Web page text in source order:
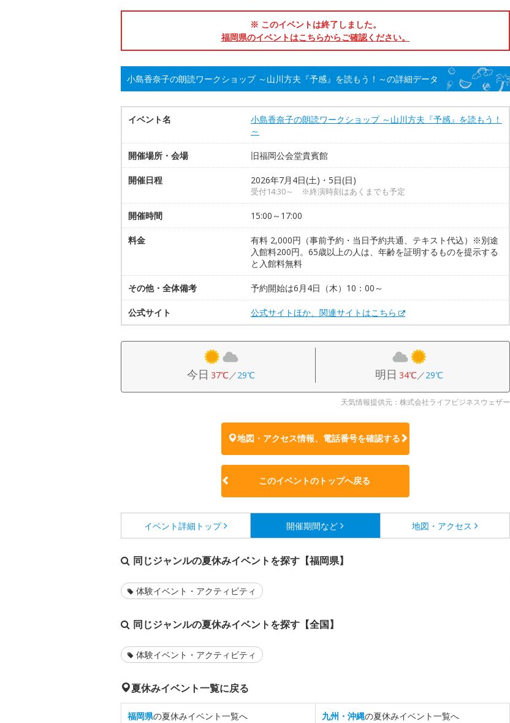
※ このイベントは終了しました。
福岡県のイベントはこちらからご確認ください。
小島香奈子の朗読ワークショップ ～山川方夫『予感』を読もう！～の詳細データ
イベント名
小島香奈子の朗読ワークショップ ～山川方夫『予感』を読もう！
～
開催場所・会場 旧福岡公会堂貴賓館
開催日程 2026年7月4日(土)・5日(日)
受付14:30～ ※終演時刻はあくまでも予定
開催時間 15:00～17:00
料金
有料 2,000円（事前予約・当日予約共通、テキスト代込）※別途
入館料200円。65歳以上の人は、年齢を証明するものを提示する
と入館料無料
その他・全体備考 予約開始は6月4日（木）10：00～
公式サイト 公式サイトほか、関連サイトはこちら
今日 37℃／29℃ 明日 34℃／29℃
天気情報提供元：株式会社ライフビジネスウェザー
地図・アクセス情報、電話番号を確認する
このイベントのトップへ戻る
イベント詳細 トップ 開催期間など 地図・アクセス
同じジャンルの夏休みイベントを探す【福岡県】
体験イベント・アクティビティ
同じジャンルの夏休みイベントを探す【全国】
体験イベント・アクティビティ
夏休みイベント一覧に戻る
福岡県の夏休みイベント一覧へ 九州・沖縄の夏休みイベント一覧へ